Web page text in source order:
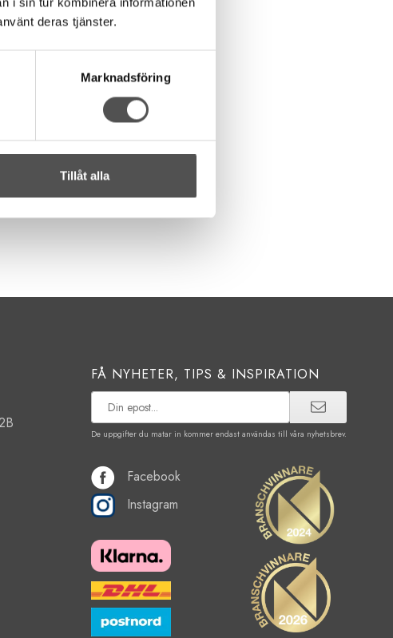
deras tjänster.
Marknadsföring
Tillåt alla
FÅ NYHETER, TIPS & INSPIRATION
De uppgifter du matar in kommer endast användas till våra nyhetsbrev.
Facebook
Instagram